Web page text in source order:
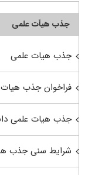
جذب هیأت علمی
جذب هیات علمی
فراخوان جذب هیات
جذب هیات علمی
شرایط سنی جذب